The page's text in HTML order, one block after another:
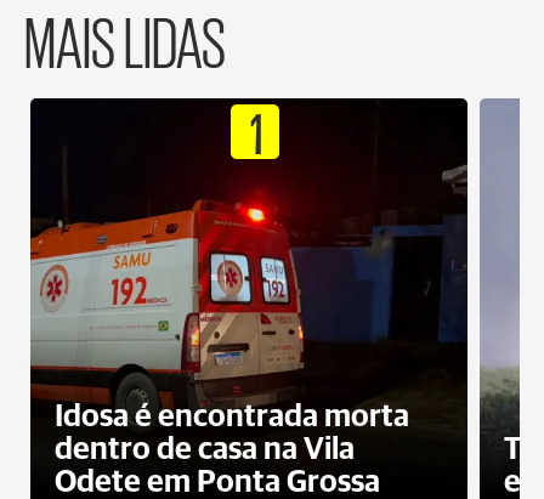
MAIS LIDAS
1
Idosa é encontrada morta
dentro de casa na Vila
Odete em Ponta Grossa
e